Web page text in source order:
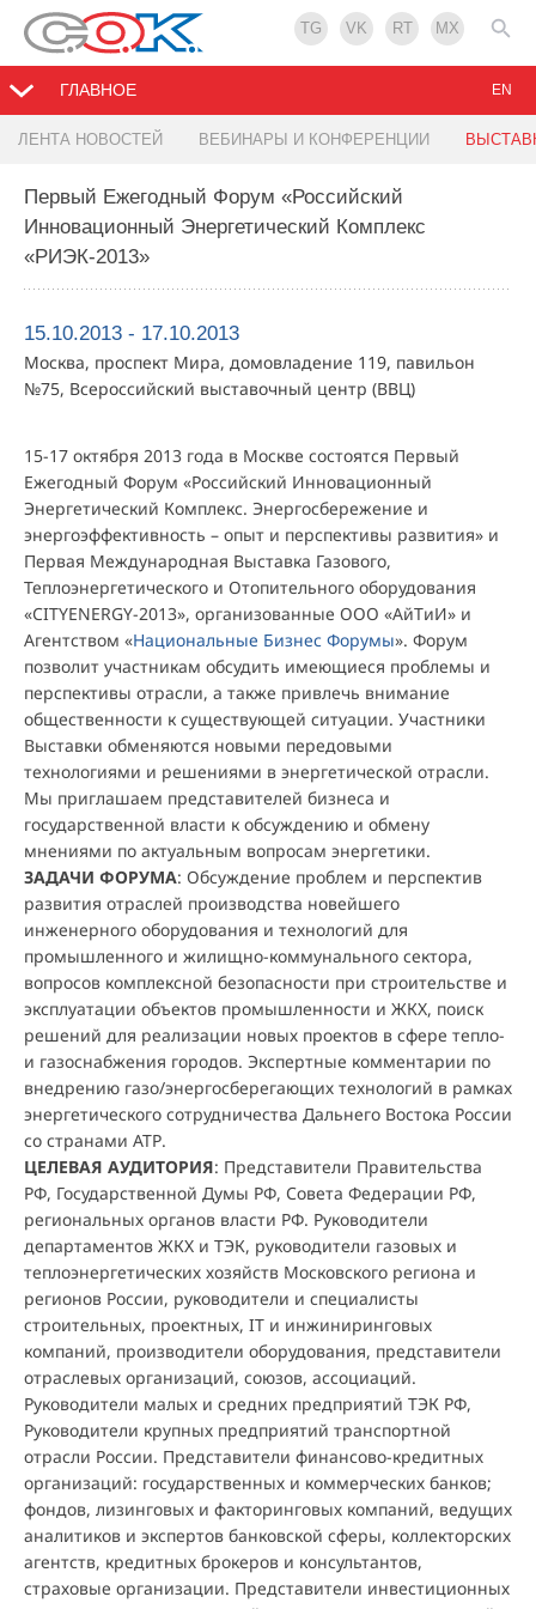
TG VK RT MX
ГЛАВНОЕ
ЛЕНТА НОВОСТЕЙ ВЕБИНАРЫ И КОНФЕРЕНЦИИ
EN
Первый Ежегодный Форум «Российский
Инновационный Энергетический Комплекс
«РИЭК-2013»
15.10.2013 - 17.10.2013
Москва, проспект Мира, домовладение 119, павильон
№75, Всероссийский выставочный центр (ВВЦ)
15-17 октября 2013 года в Москве состоятся Первый
Ежегодный Форум «Российский Инновационный
Энергетический Комплекс. Энергосбережение и
энергоэффективность – опыт и перспективы развития» и
Первая Международная Выставка Газового,
Теплоэнергетического и Отопительного оборудования
«CITYENERGY-2013», организованные ООО «АйТиИ» и
Агентством «Национальные Бизнес Форумы». Форум
позволит участникам обсудить имеющиеся проблемы и
перспективы отрасли, а также привлечь внимание
общественности к существующей ситуации. Участники
Выставки обменяются новыми передовыми
технологиями и решениями в энергетической отрасли.
Мы приглашаем представителей бизнеса и
государственной власти к обсуждению и обмену
мнениями по актуальным вопросам энергетики.
ЗАДАЧИ ФОРУМА: Обсуждение проблем и перспектив
развития отраслей производства новейшего
инженерного оборудования и технологий для
промышленного и жилищно-коммунального сектора,
вопросов комплексной безопасности при строительстве и
эксплуатации объектов промышленности и ЖКХ, поиск
решений для реализации новых проектов в сфере тепло-
и газоснабжения городов. Экспертные комментарии по
внедрению газо/энергосберегающих технологий в рамках
энергетического сотрудничества Дальнего Востока России
со странами АТР.
ЦЕЛЕВАЯ АУДИТОРИЯ: Представители Правительства
РФ, Государственной Думы РФ, Совета Федерации РФ,
региональных органов власти РФ. Руководители
департаментов ЖКХ и ТЭК, руководители газовых и
теплоэнергетических хозяйств Московского региона и
регионов России, руководители и специалисты
строительных, проектных, IT и инжиниринговых
компаний, производители оборудования, представители
отраслевых организаций, союзов, ассоциаций.
Руководители малых и средних предприятий ТЭК РФ,
Руководители крупных предприятий транспортной
отрасли России. Представители финансово-кредитных
организаций: государственных и коммерческих банков;
фондов, лизинговых и факторинговых компаний, ведущих
аналитиков и экспертов банковской сферы, коллекторских
агентств, кредитных брокеров и консультантов,
страховые организации. Представители инвестиционных